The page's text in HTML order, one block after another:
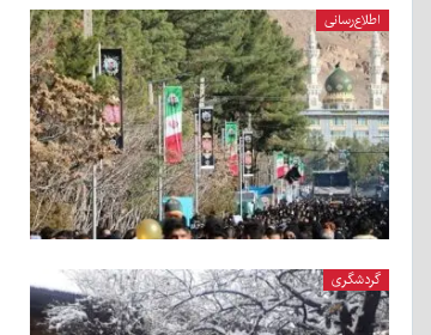
اطلاع‌رسانی
گردشگری